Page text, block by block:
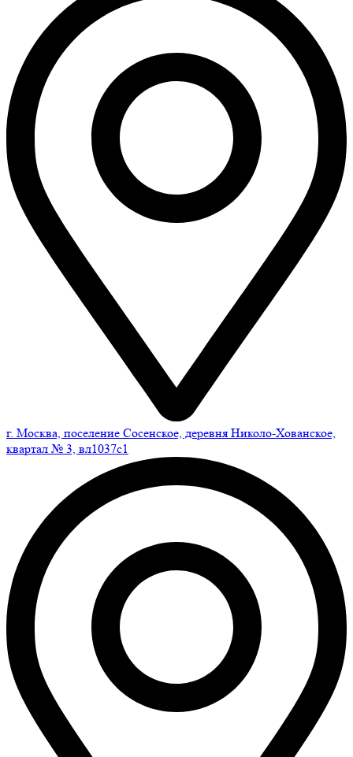
г. Москва, поселение Сосенское, деревня Николо-Хованское,
квартал № 3, вл1037с1